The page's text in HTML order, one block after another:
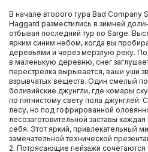
В начале второго тура Bad Company
Haggard разместились в зимней
отбывая последний тур по Sarge.
ярким синим небом, когда вы
деревьями и через мерзлую реку. По
в маленькую деревню, снег
перестрелка вырывается, ваши уши
взрывчатых веществ. Один смелый
боливийские джунгли, где комары
по пятнистому свету пола джунглей.
лесу, но под гофрированной
лесозаготовительной заставы
себя. Этот яркий, привлекательный
замечательной технической
2. Потрясающие пейзажи сочетаются